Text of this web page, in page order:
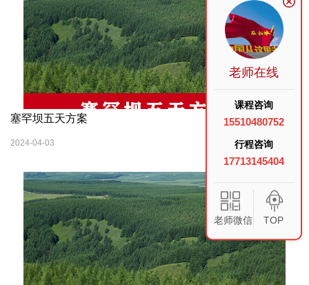
塞罕坝五天方案
2024-04-03
老师在线
课程咨询
15510480752
行程咨询
17713145404
老师微信 TOP